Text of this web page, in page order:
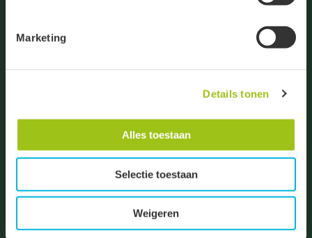
Je kunt jouw toestemming ten alle tijden intrekken via de
Marketing
Details tonen
Alles toestaan
Selectie toestaan
Weigeren
De Droogmakerij 23
+31 (0)72 531 8860
bestelling@degroenelinde.nl
+31 (0)72 303 4027
Zakelijke vragen:
zakelijk@degroenelinde.nl
+31 (0)72 303 4028